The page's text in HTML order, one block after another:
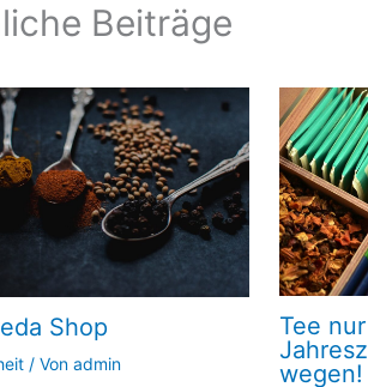
Beiträge
Shop
/ Von admin
Tee
wegen!